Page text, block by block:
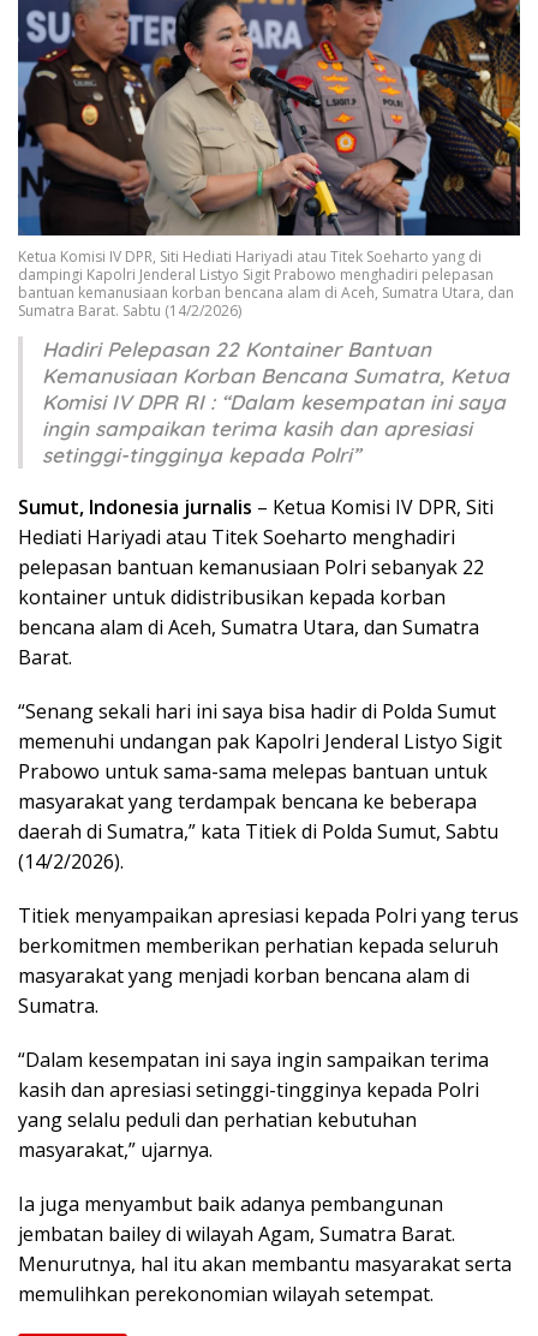
Ketua Komisi IV DPR, Siti Hediati Hariyadi atau Titek Soeharto yang di
dampingi Kapolri Jenderal Listyo Sigit Prabowo menghadiri pelepasan
bantuan kemanusiaan korban bencana alam di Aceh, Sumatra Utara, dan
Sumatra Barat. Sabtu (14/2/2026)
Hadiri Pelepasan 22 Kontainer Bantuan
Kemanusiaan Korban Bencana Sumatra, Ketua
Komisi IV DPR RI : “Dalam kesempatan ini saya
ingin sampaikan terima kasih dan apresiasi
setinggi-tingginya kepada Polri”
Sumut, Indonesia jurnalis – Ketua Komisi IV DPR, Siti
Hediati Hariyadi atau Titek Soeharto menghadiri
pelepasan bantuan kemanusiaan Polri sebanyak 22
kontainer untuk didistribusikan kepada korban
bencana alam di Aceh, Sumatra Utara, dan Sumatra
Barat.
“Senang sekali hari ini saya bisa hadir di Polda Sumut
memenuhi undangan pak Kapolri Jenderal Listyo Sigit
Prabowo untuk sama-sama melepas bantuan untuk
masyarakat yang terdampak bencana ke beberapa
daerah di Sumatra,” kata Titiek di Polda Sumut, Sabtu
(14/2/2026).
Titiek menyampaikan apresiasi kepada Polri yang terus
berkomitmen memberikan perhatian kepada seluruh
masyarakat yang menjadi korban bencana alam di
Sumatra.
“Dalam kesempatan ini saya ingin sampaikan terima
kasih dan apresiasi setinggi-tingginya kepada Polri
yang selalu peduli dan perhatian kebutuhan
masyarakat,” ujarnya.
Ia juga menyambut baik adanya pembangunan
jembatan bailey di wilayah Agam, Sumatra Barat.
Menurutnya, hal itu akan membantu masyarakat serta
memulihkan perekonomian wilayah setempat.